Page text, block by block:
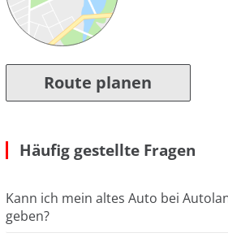
Route planen
Häufig gestellte Fragen
Kann ich mein altes Auto bei
geben?